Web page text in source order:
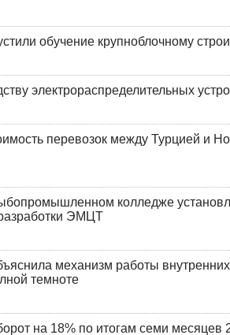
обучение крупноблочному
электрораспределительных
перевозок между Турцией и
колледже
ЭМЦТ
механизм работы внутренних
темноте
на 18% по итогам семи месяцев